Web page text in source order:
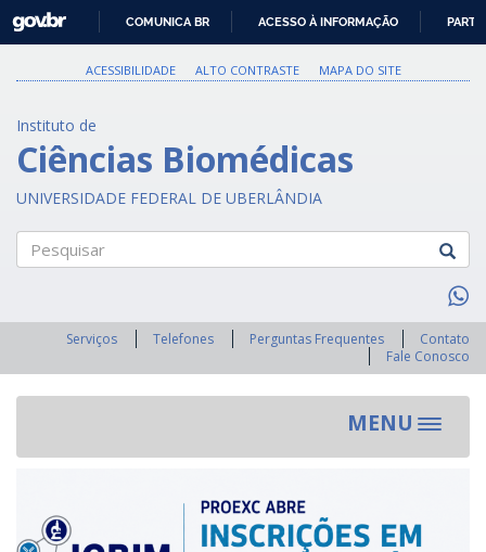
PARA
O
GOVBR
COMUNICA BR ACESSO À INFORMAÇÃO
ACESSIBILIDADE ALTO CONTRASTE MAPA DO SITE
Instituto de
Ciências Biomédicas
UNIVERSIDADE FEDERAL DE UBERLÂNDIA
Serviços Telefones Perguntas Frequentes
Contato
Fale Conosco
MENU
Toggle